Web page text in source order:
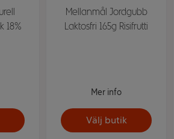
18%
Mellanmål Jordgubb
Laktosfri 165g Risifrutti
Mer info
Välj butik